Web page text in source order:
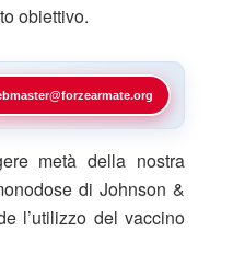
obiettivo.
metà della nostra
di Johnson &
l’utilizzo del vaccino